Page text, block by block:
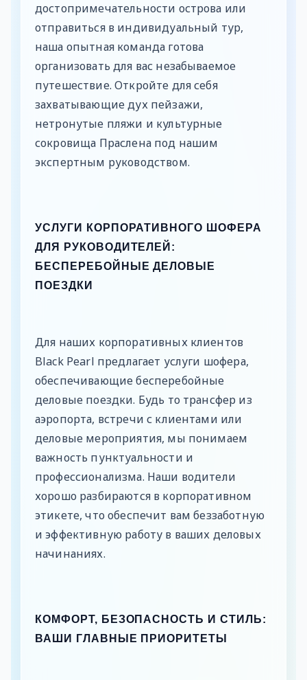
достопримечательности острова или
отправиться в индивидуальный тур,
наша опытная команда готова
организовать для вас незабываемое
путешествие. Откройте для себя
захватывающие дух пейзажи,
нетронутые пляжи и культурные
сокровища Праслена под нашим
экспертным руководством.
УСЛУГИ КОРПОРАТИВНОГО ШОФЕРА
ДЛЯ РУКОВОДИТЕЛЕЙ:
БЕСПЕРЕБОЙНЫЕ ДЕЛОВЫЕ
ПОЕЗДКИ
Для наших корпоративных клиентов
Black Pearl предлагает услуги шофера,
обеспечивающие бесперебойные
деловые поездки. Будь то трансфер из
аэропорта, встречи с клиентами или
деловые мероприятия, мы понимаем
важность пунктуальности и
профессионализма. Наши водители
хорошо разбираются в корпоративном
этикете, что обеспечит вам беззаботную
и эффективную работу в ваших деловых
начинаниях.
КОМФОРТ, БЕЗОПАСНОСТЬ И СТИЛЬ:
ВАШИ ГЛАВНЫЕ ПРИОРИТЕТЫ